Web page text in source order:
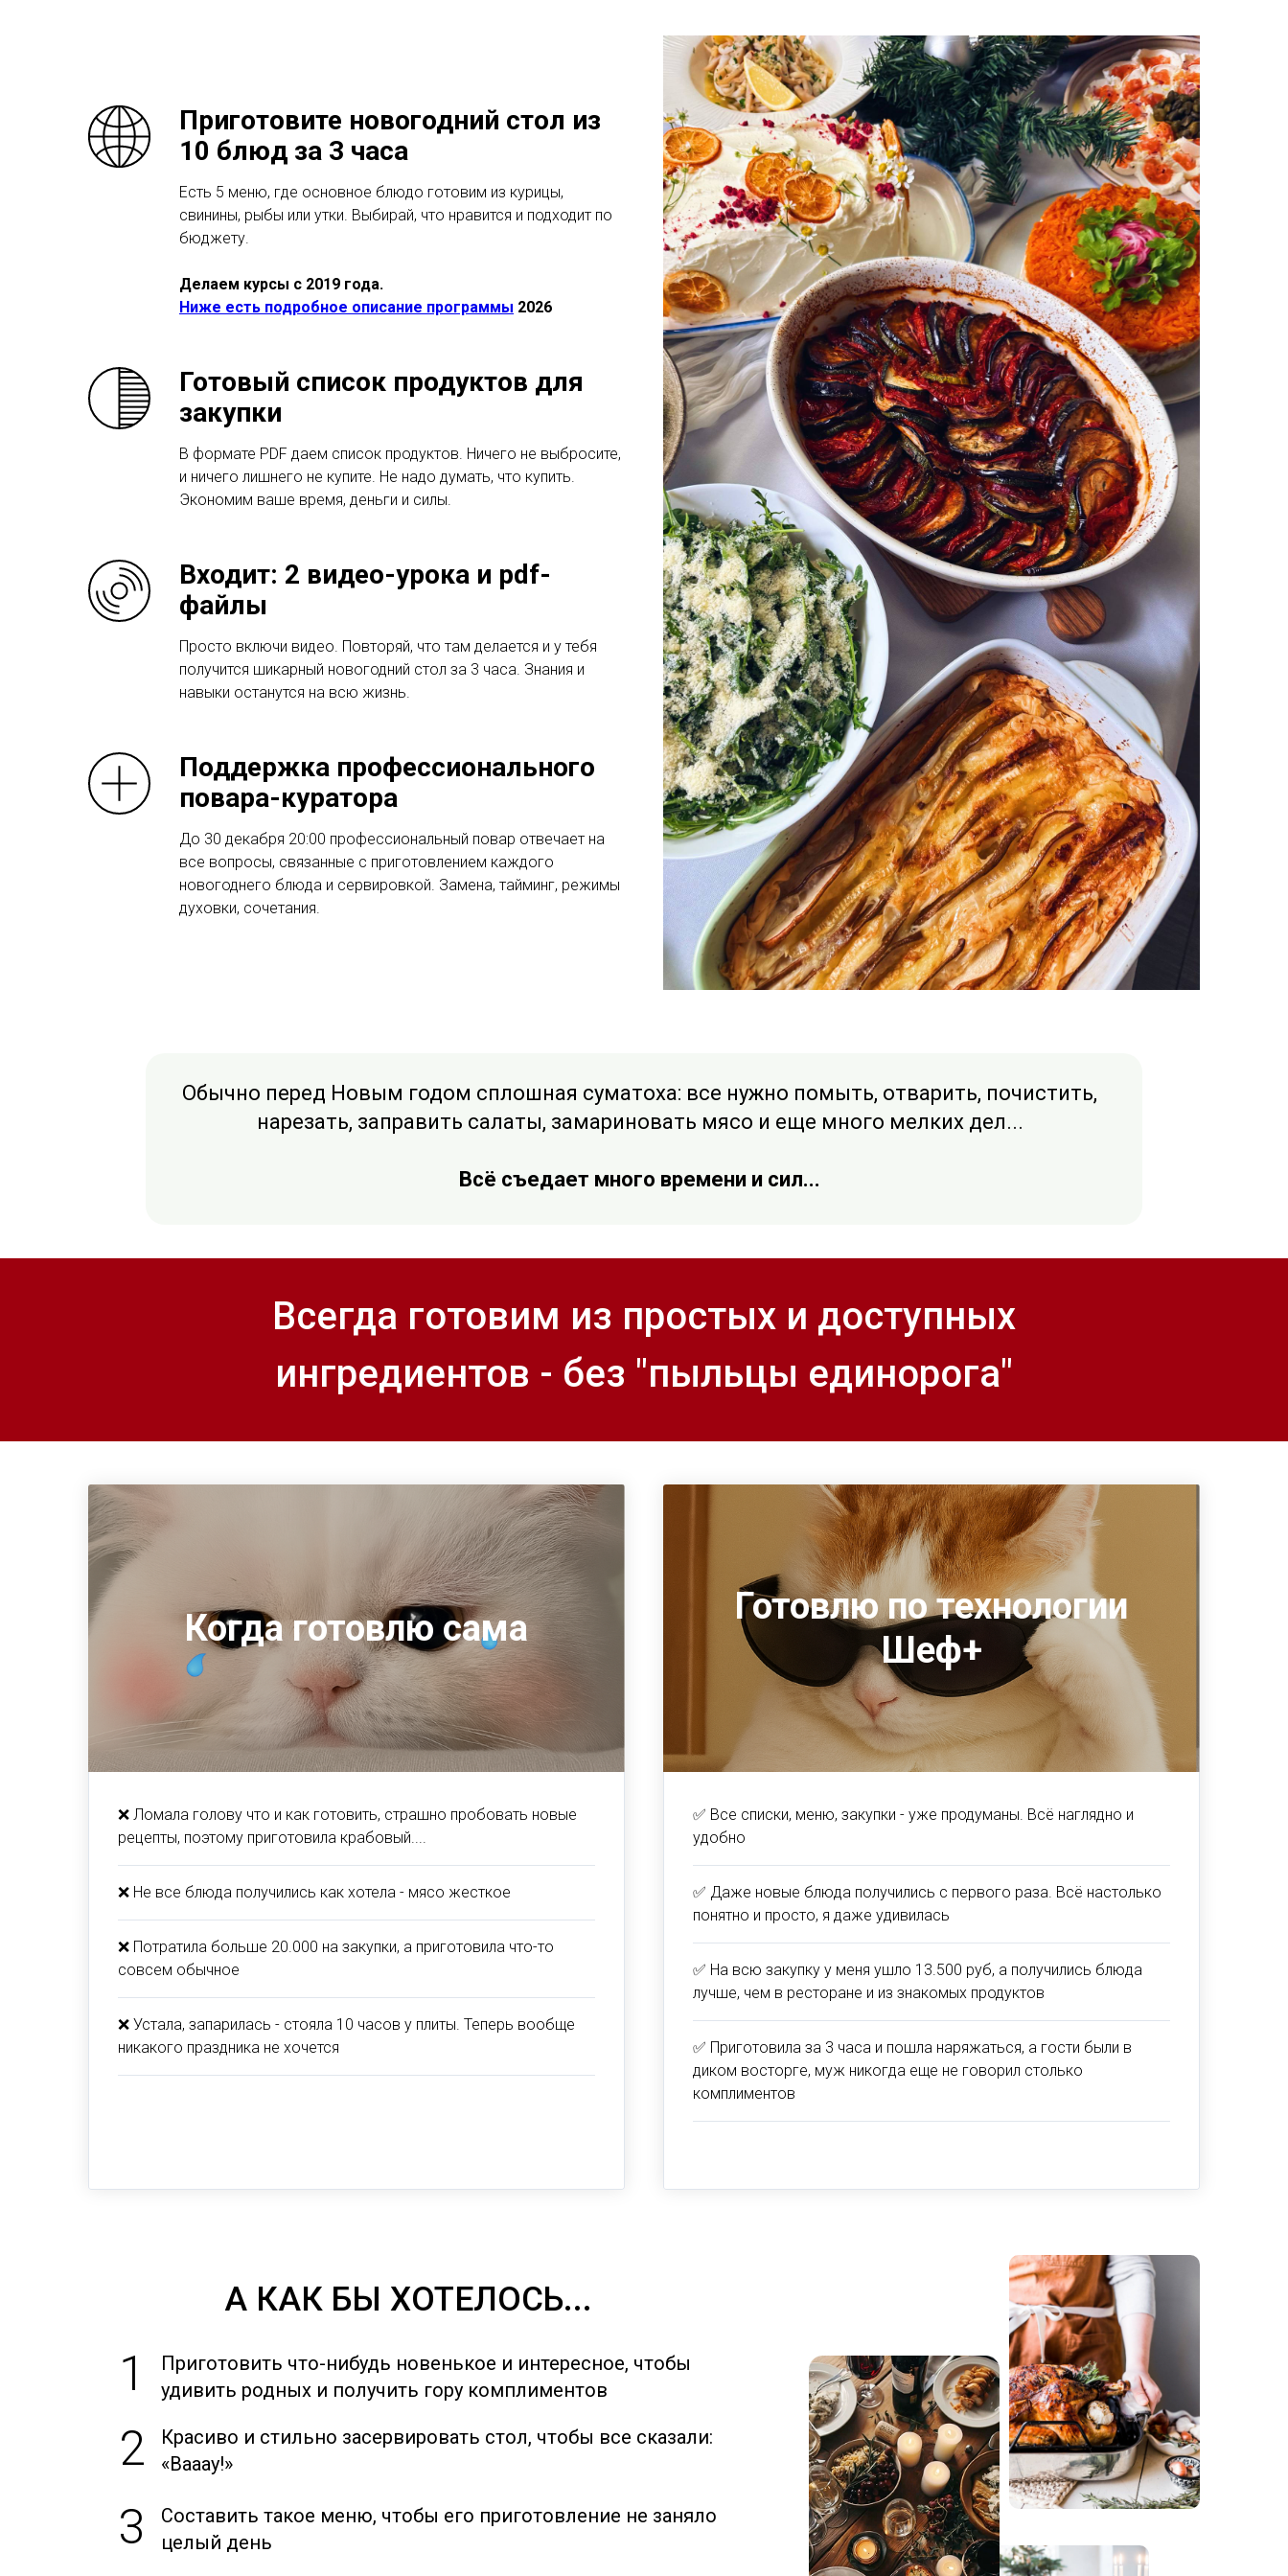
Приготовите новогодний стол из
10 блюд за 3 часа
Есть 5 меню, где основное блюдо готовим из курицы,
свинины, рыбы или утки. Выбирай, что нравится и подходит по
бюджету.
Делаем курсы с 2019 года.
Ниже есть подробное описание программы 2026
Готовый список продуктов для
закупки
В формате PDF даем список продуктов. Ничего не выбросите,
и ничего лишнего не купите. Не надо думать, что купить.
Экономим ваше время, деньги и силы.
Входит: 2 видео-урока и pdf-
файлы
Просто включи видео. Повторяй, что там делается и у тебя
получится шикарный новогодний стол за 3 часа. Знания и
навыки останутся на всю жизнь.
Поддержка профессионального
повара-куратора
До 30 декабря 20:00 профессиональный повар отвечает на
все вопросы, связанные с приготовлением каждого
новогоднего блюда и сервировкой. Замена, тайминг, режимы
духовки, сочетания.
Обычно перед Новым годом сплошная суматоха: все нужно помыть, отварить, почистить,
нарезать, заправить салаты, замариновать мясо и еще много мелких дел...
Всё съедает много времени и сил...
Всегда готовим из простых и доступных
ингредиентов - без "пыльцы единорога"
Когда готовлю сама
❌ Ломала голову что и как готовить, страшно пробовать новые
рецепты, поэтому приготовила крабовый....
❌ Не все блюда получились как хотела - мясо жесткое
❌ Потратила больше 20.000 на закупки, а приготовила что-то
совсем обычное
❌ Устала, запарилась - стояла 10 часов у плиты. Теперь вообще
никакого праздника не хочется
Готовлю по технологии
Шеф+
✅ Все списки, меню, закупки - уже продуманы. Всё наглядно и
удобно
✅ Даже новые блюда получились с первого раза. Всё настолько
понятно и просто, я даже удивилась
✅ На всю закупку у меня ушло 13.500 руб, а получились блюда
лучше, чем в ресторане и из знакомых продуктов
✅ Приготовила за 3 часа и пошла наряжаться, а гости были в
диком восторге, муж никогда еще не говорил столько
комплиментов
А КАК БЫ ХОТЕЛОСЬ...
Составить такое меню, чтобы его приготовление не заняло
целый день
Приготовить что-нибудь новенькое и интересное, чтобы
удивить родных и получить гору комплиментов
Красиво и стильно засервировать стол, чтобы все сказали:
«Вааау!»
1
2
3